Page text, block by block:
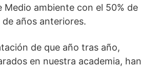
Medio ambiente con el 50% de
años anteriores.
de que año tras año,
en nuestra academia, han